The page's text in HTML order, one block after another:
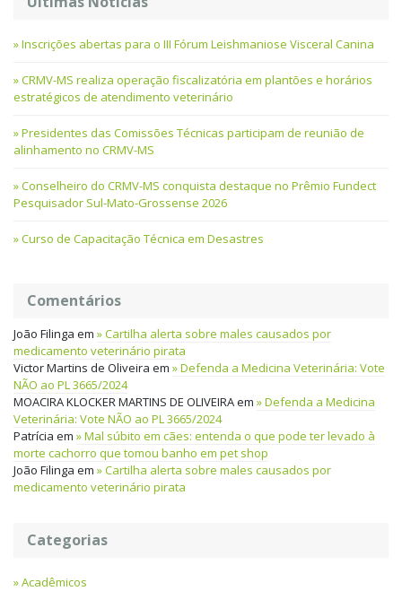
Inscrições abertas para o III Fórum Leishmaniose Visceral Canina
CRMV-MS realiza operação fiscalizatória em plantões e horários
estratégicos de atendimento veterinário
Presidentes das Comissões Técnicas participam de reunião de
alinhamento no CRMV-MS
Conselheiro do CRMV-MS conquista destaque no Prêmio Fundect
Pesquisador Sul-Mato-Grossense 2026
Curso de Capacitação Técnica em Desastres
Comentários
João Filinga em
Cartilha alerta sobre males causados por
medicamento veterinário pirata
Victor Martins de Oliveira em
Defenda a Medicina Veterinária: Vote
NÃO ao PL 3665/2024
MOACIRA KLOCKER MARTINS DE OLIVEIRAem
Defenda a Medicina
Veterinária: Vote NÃO ao PL 3665/2024
Patrícia em
Mal súbito em cães: entenda o que pode ter levado à
morte cachorro que tomou banho em pet shop
João Filinga em
Cartilha alerta sobre males causados por
medicamento veterinário pirata
Categorias
Acadêmicos